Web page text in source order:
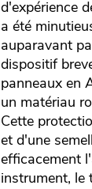
d'expérience
a été
auparavant
dispositif
panneaux en
un matériau
Cette
et d'une
efficacement
instrument, le